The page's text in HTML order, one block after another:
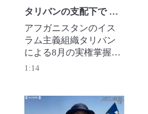
タリバンの支配下で ：職員の国外退避から4カ月 「警備」下にあったカブールの日本大使館
アフガニスタンのイス
ラム主義組織タリバン
による8月の実権掌握に
前後して、日本を含む
的に閉鎖し、職員は国
1:14